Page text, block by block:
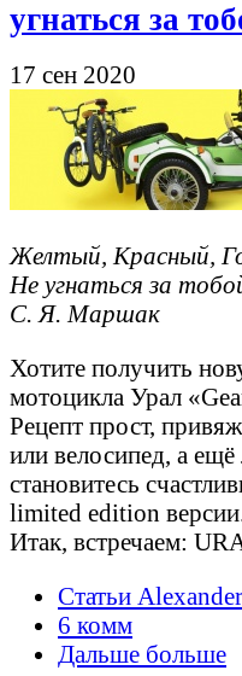
угнаться за
17 сен 2020
Желтый, Красный,
Не угнаться за
С. Я. Маршак
Хотите получить
мотоцикла Урал
Рецепт прост,
или велосипед, а
становитесь
limited edition
Итак, встречаем:
Статьи
6 комм
Дальше больше